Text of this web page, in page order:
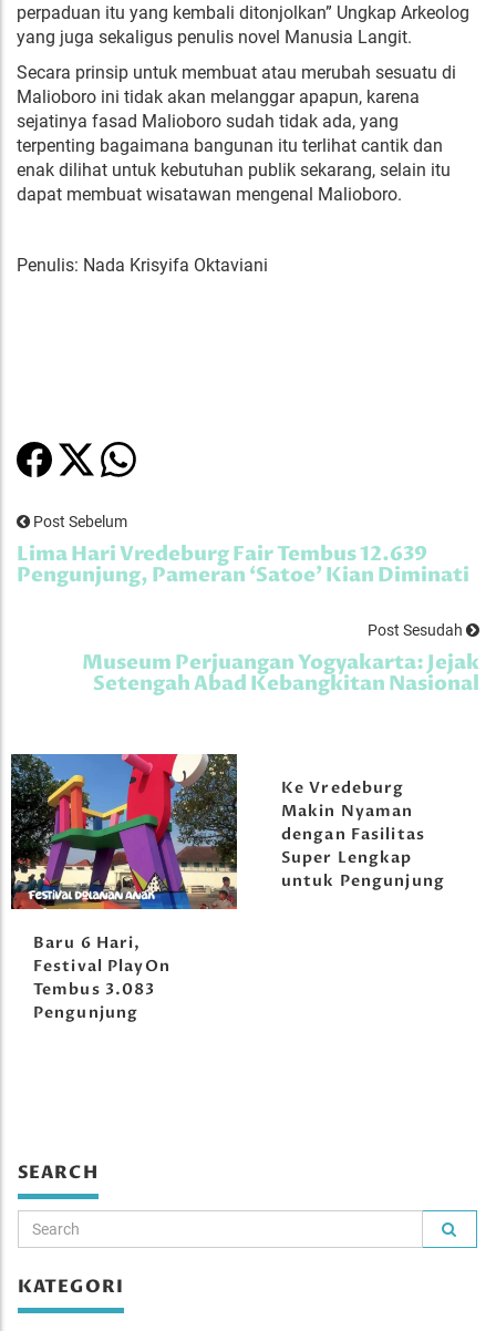
perpaduan itu yang kembali ditonjolkan” Ungkap Arkeolog
yang juga sekaligus penulis novel Manusia Langit.
Secara prinsip untuk membuat atau merubah sesuatu di
Malioboro ini tidak akan melanggar apapun, karena
sejatinya fasad Malioboro sudah tidak ada, yang
terpenting bagaimana bangunan itu terlihat cantik dan
enak dilihat untuk kebutuhan publik sekarang, selain itu
dapat membuat wisatawan mengenal Malioboro.
Penulis: Nada Krisyifa Oktaviani
Post Sebelum
Lima Hari Vredeburg Fair Tembus 12.639
Pengunjung, Pameran ‘Satoe’ Kian Diminati
Post Sesudah
Museum Perjuangan Yogyakarta: Jejak
Setengah Abad Kebangkitan Nasional
Baru 6 Hari,
Festival PlayOn
Tembus 3.083
Pengunjung
Ke Vredeburg
Makin Nyaman
dengan Fasilitas
Super Lengkap
untuk Pengunjung
SEARCH
KATEGORI